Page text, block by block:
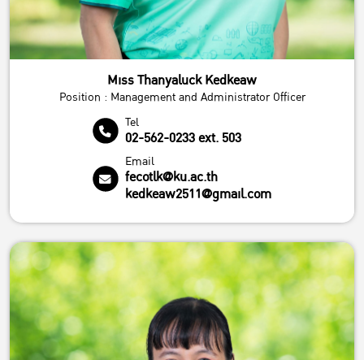
Miss Thanyaluck Kedkeaw
Position : Management and Administrator Officer
Tel
02-562-0233 ext. 503
Email
fecotlk@ku.ac.th
kedkeaw2511@gmail.com